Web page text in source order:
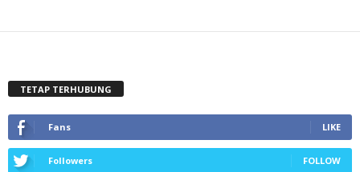
TETAP TERHUBUNG
Fans LIKE
Followers FOLLOW